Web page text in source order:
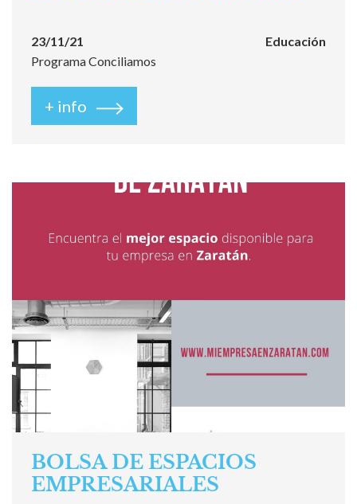
23/11/21
Educación
Programa Conciliamos
+ info
BOLSA DE ESPACIOS
EMPRESARIALES